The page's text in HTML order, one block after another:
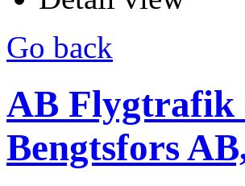
Go back
AB Flygtrafik
Bengtsfors